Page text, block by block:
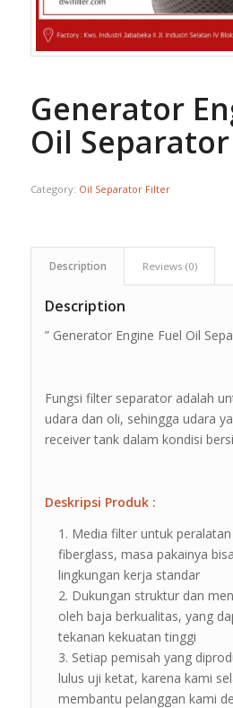
Generator
Oil
Category: Oil Separator Filter
Description Reviews (0)
Description
” Generator Engine Fuel Oil
Fungsi filter separator adalah
udara dan oli, sehingga udara
receiver tank dalam kondisi
Deskripsi Produk :
Media filter untuk
fiberglass, masa pakainya
lingkungan kerja standar
Dukungan struktur dan
oleh baja berkualitas, yang
tekanan kekuatan tinggi
Setiap pemisah yang
lulus uji ketat, karena kami
membantu pelanggan kami